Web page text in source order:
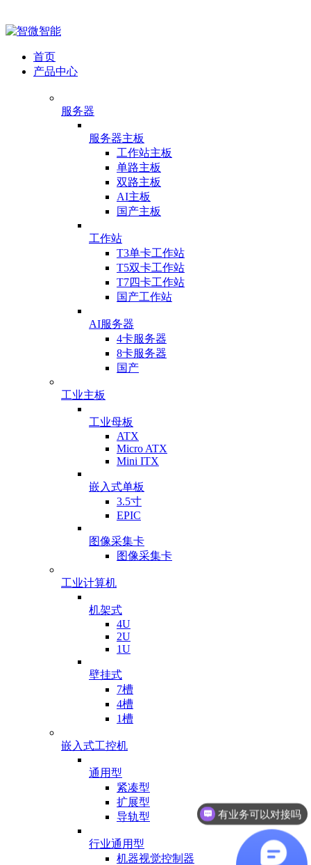
首页
产品中心
服务器
服务器主板
工作站主板
单路主板
双路主板
AI主板
国产主板
工作站
T3单卡工作站
T5双卡工作站
T7四卡工作站
国产工作站
AI服务器
4卡服务器
8卡服务器
国产
工业主板
工业母板
ATX
Micro ATX
Mini ITX
嵌入式单板
3.5寸
EPIC
图像采集卡
图像采集卡
工业计算机
机架式
4U
2U
1U
壁挂式
7槽
4槽
1槽
嵌入式工控机
通用型
紧凑型
扩展型
导轨型
行业通用型
机器视觉控制器
你们的工厂在哪里